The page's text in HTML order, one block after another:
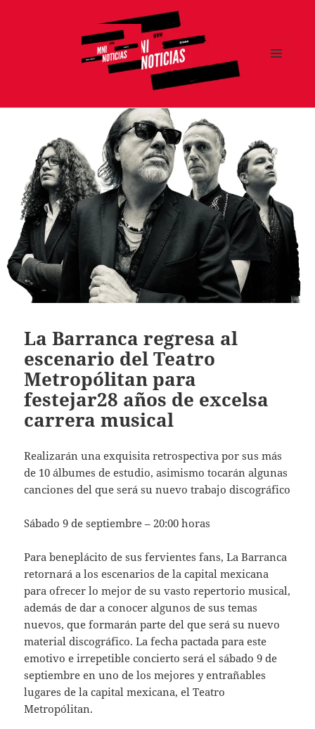
La Barranca regresa al
escenario del Teatro
Metropólitan para
festejar28 años de excelsa
carrera musical
Realizarán una exquisita retrospectiva por sus más
de 10 álbumes de estudio, asimismo tocarán algunas
canciones del que será su nuevo trabajo discográfico
Sábado 9 de septiembre – 20:00 horas
Para beneplácito de sus fervientes fans, La Barranca
retornará a los escenarios de la capital mexicana
para ofrecer lo mejor de su vasto repertorio musical,
además de dar a conocer algunos de sus temas
nuevos, que formarán parte del que será su nuevo
material discográfico. La fecha pactada para este
emotivo e irrepetible concierto será el sábado 9 de
septiembre en uno de los mejores y entrañables
lugares de la capital mexicana, el Teatro
Metropólitan.